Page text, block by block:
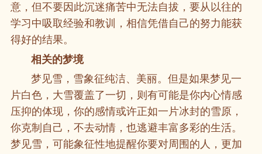
意，但不要因此沉迷痛苦中无法自拔，要从以往的
学习中吸取经验和教训，相信凭借自己的努力能获
得好的结果。
相关的梦境
梦见雪，雪象征纯洁、美丽。但是如果梦见一
片白色，大雪覆盖了一切，则有可能是你内心情感
压抑的体现，你的感情或许正如一片冰封的雪原，
你克制自己，不去动情，也逃避丰富多彩的生活。
梦见雪，可能象征性地提醒你要对周围的人，更加